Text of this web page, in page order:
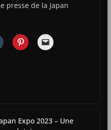
presse de la Japan
Expo 2023 – Une